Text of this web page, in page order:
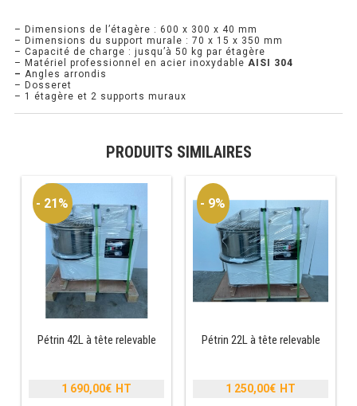
PROFONDEUR 300 VITRÉE
PROFONDEUR 400 VITRÉE
PROFONDEUR 300 INOX
RÉFRIGÉRATEUR
RÉFRIGÉRATEUR VITRÉ
RÉFRI / CONGÉL BOULANGERIE
RÉFRI / CONGÉL PÂTISSERIE
RÉFRIGÉRATEUR POISSON
– Dimensions de l’étagère : 600 x 300 x 40 mm
– Dimensions du support murale : 70 x 15 x 350 mm
– Capacité de charge : jusqu’à 50 kg par étagère
– Matériel professionnel en acier inoxydable AISI 304
– Angles arrondis
– Dosseret
– 1 étagère et 2 supports muraux
PRODUITS SIMILAIRES
- 21%
Pétrin 42L à tête relevable
1 690,00€
- 9%
Pétrin 22L à tête relevable
1 250,00€